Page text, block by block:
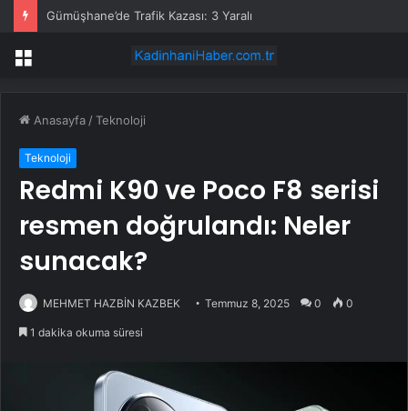
Gümüşhane’de Trafik Kazası: 3 Yaralı
Menü
Anasayfa /Teknoloji
Teknoloji
Redmi K90 ve Poco F8 serisi
resmen doğrulandı: Neler
sunacak?
MEHMET HAZBİN KAZBEK Temmuz 8, 2025 0 0
1 dakika okuma süresi